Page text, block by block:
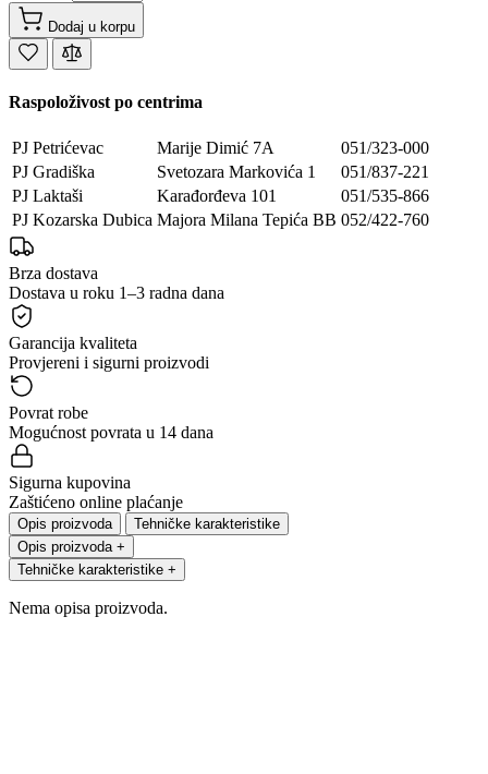
Dodaj u korpu
Raspoloživost po centrima
PJ Petrićevac Marije Dimić 7A
051/323-000
PJ Gradiška
Svetozara Markovića 1
051/837-221
PJ Laktaši
Karađorđeva 101
051/535-866
PJ Kozarska Dubica Majora Milana Tepića BB 052/422-760
Brza dostava
Dostava u roku 1–3 radna dana
Garancija kvaliteta
Provjereni i sigurni proizvodi
Povrat robe
Mogućnost povrata u 14 dana
Sigurna kupovina
Zaštićeno online plaćanje
Opis proizvoda
Tehničke karakteristike
Opis proizvoda +
Tehničke karakteristike +
Nema opisa proizvoda.